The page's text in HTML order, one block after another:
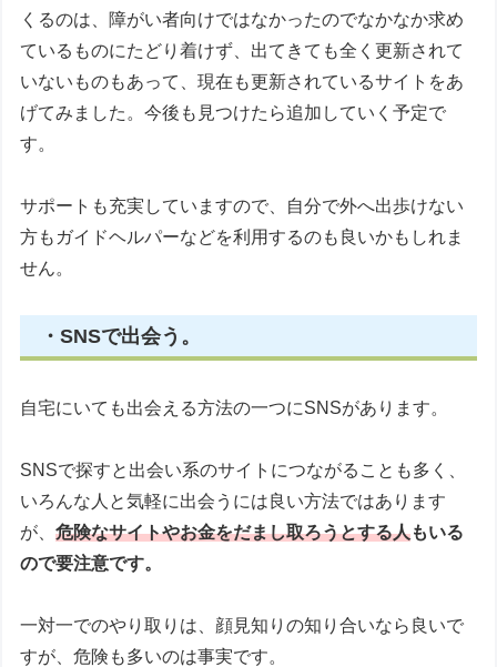
くるのは、障がい者向けではなかったのでなかなか求め
ているものにたどり着けず、出てきても全く更新されて
いないものもあって、現在も更新されているサイトをあ
げてみました。今後も見つけたら追加していく予定で
す。
サポートも充実していますので、自分で外へ出歩けない
方もガイドヘルパーなどを利用するのも良いかもしれま
せん。
・SNSで出会う。
自宅にいても出会える方法の一つにSNSがあります。
SNSで探すと出会い系のサイトにつながることも多く、
いろんな人と気軽に出会うには良い方法ではあります
が、危険なサイトやお金をだまし取ろうとする人もいる
ので要注意です。
一対一でのやり取りは、顔見知りの知り合いなら良いで
すが、危険も多いのは事実です。